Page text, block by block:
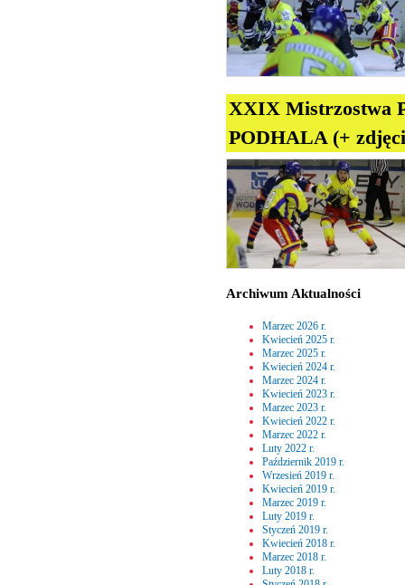
XXIX Mistrzostwa
PODHALA (+
Archiwum Aktualności
Marzec 2026 r.
Kwiecień 2025 r.
Marzec 2025 r.
Kwiecień 2024 r.
Marzec 2024 r.
Kwiecień 2023 r.
Marzec 2023 r.
Kwiecień 2022 r.
Marzec 2022 r.
Luty 2022 r.
Październik 2019 r.
Wrzesień 2019 r.
Kwiecień 2019 r.
Marzec 2019 r.
Luty 2019 r.
Styczeń 2019 r.
Kwiecień 2018 r.
Marzec 2018 r.
Luty 2018 r.